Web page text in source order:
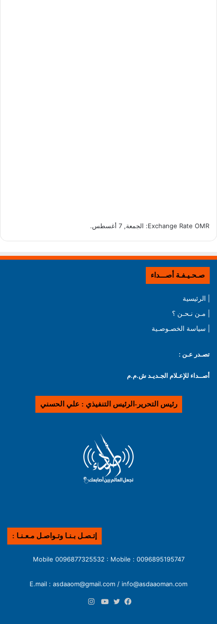
Exchange Rate OMR : الجمعة, 7 أغسطس.
صـحـيـفـة أصـــداء
| الرئيسية
| مـن نـحـن ؟
| سياسة الخصـوصـية
تصـدر عـن :
أصــداء للإعـلام الجـديـد ش.م.م
رئيس التحرير-الرئيس التنفيذي : علي الحسني
إتـصـل بـنـا وتـواصـل مـعـنـا :
0096895195747 : Mobile 0096877325532 : Mobile
E.mail : asdaaom@gmail.com / info@asdaaoman.com